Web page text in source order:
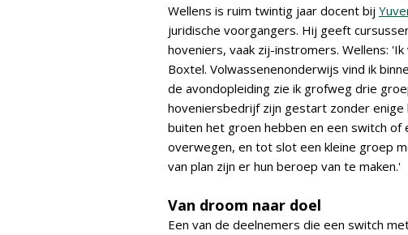
Wellens is ruim twintig jaar docent bij
juridische voorgangers. Hij geeft
hoveniers, vaak zij-instromers. Wellens:
Boxtel. Volwassenenonderwijs vind ik
de avondopleiding zie ik grofweg drie
hoveniersbedrijf zijn gestart zonder enige
buiten het groen hebben en een switch
overwegen, en tot slot een kleine groep
van plan zijn er hun beroep van te maken.'
Van droom naar doel
Een van de deelnemers die een switch